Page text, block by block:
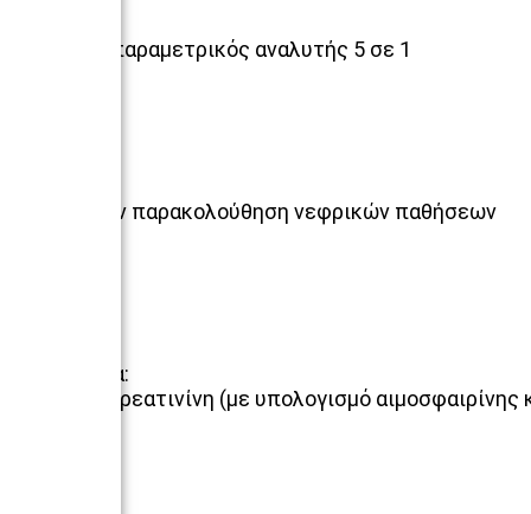
Πολυπαραμετρικός αναλυτής 5 σε 1
Για την παρακολούθηση νεφρικών παθήσεων
Μετρά:
Κρεατινίνη (με υπολογισμό αιμοσφαιρίνης